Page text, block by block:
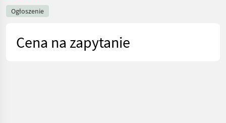
Ogłoszenie
Cena na zapytanie